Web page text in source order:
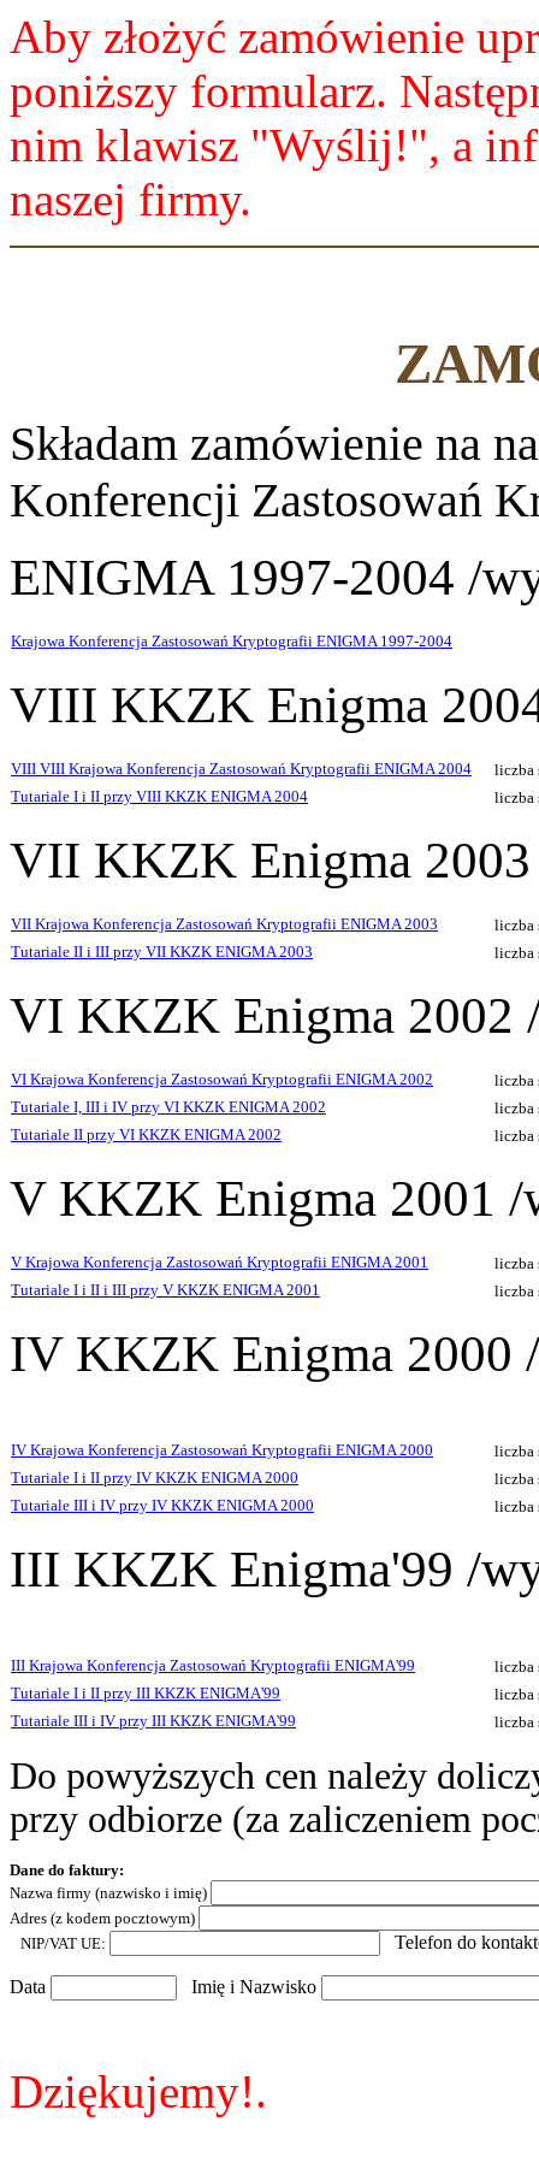
Aby złożyć zamówienie
poniższy formularz.
nim klawisz "Wyślij!", a
naszej firmy.
Składam zamówienie na
Konferencji Zastosowań
ENIGMA 1997-2004 /
Krajowa Konferencja Zastosowań Kryptografii ENIGMA 1997-2004
VIII KKZK Enigma
VIII VIII Krajowa Konferencja Zastosowań Kryptografii ENIGMA 2004
liczba
Tutariale I i II przy VIII KKZK ENIGMA 2004
liczba
VII KKZK Enigma
VII Krajowa Konferencja Zastosowań Kryptografii ENIGMA 2003
liczba
Tutariale II i III przy VII KKZK ENIGMA 2003
liczba
VI KKZK Enigma 2002
VI Krajowa Konferencja Zastosowań Kryptografii ENIGMA 2002
liczba
Tutariale I, III i IV przy VI KKZK ENIGMA 2002
liczba
Tutariale II przy VI KKZK ENIGMA 2002
liczba
V KKZK Enigma 2001 /
V Krajowa Konferencja Zastosowań Kryptografii ENIGMA 2001
liczba
Tutariale I i II i III przy V KKZK ENIGMA 2001
liczba
IV KKZK Enigma 2000
IV Krajowa Konferencja Zastosowań Kryptografii ENIGMA 2000
liczba
Tutariale I i II przy IV KKZK ENIGMA 2000
liczba
Tutariale III i IV przy IV KKZK ENIGMA 2000
liczba
III KKZK Enigma'99 /
III Krajowa Konferencja Zastosowań Kryptografii ENIGMA'99
liczba
Tutariale I i II przy III KKZK ENIGMA'99
liczba
Tutariale III i IV przy III KKZK ENIGMA'99
liczba
Do powyższych cen należy
przy odbiorze (za zaliczeniem
Dane do faktury:
Nazwa firmy (nazwisko i imię)
Adres (z kodem pocztowym)
NIP/VAT UE:
Telefon do
Data Imię i Nazwisko
Dziękujemy!.